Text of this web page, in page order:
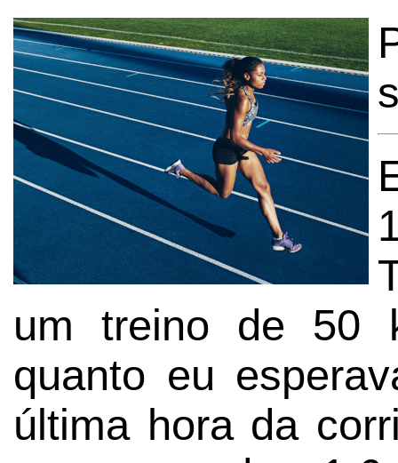
um treino de 50
quanto eu
última hora da